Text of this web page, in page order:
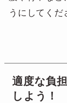
うにしてくだ
適度な負
しよう！